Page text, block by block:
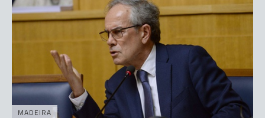
MADEIRA